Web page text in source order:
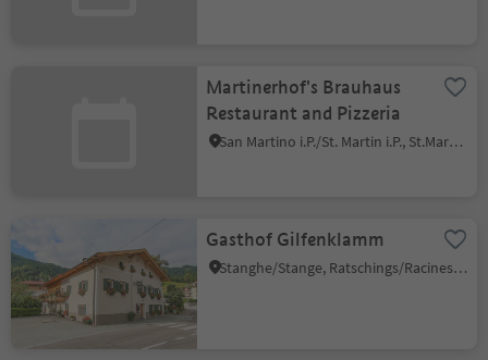
Martinerhof's Brauhaus
Restaurant and Pizzeria
San Martino i.P./St. Martin i.P., St.Martin in Passeier/San Martino in Passiria, Meran/Merano and environs
Gasthof Gilfenklamm
Stanghe/Stange, Ratschings/Racines, Sterzing/Vipiteno and environs